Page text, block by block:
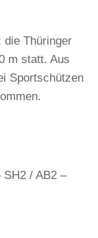
die Thüringer
m statt. Aus
Sportschützen
/ AB2 –